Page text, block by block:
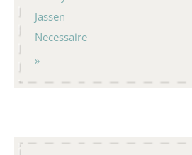
Jassen
Necessaire